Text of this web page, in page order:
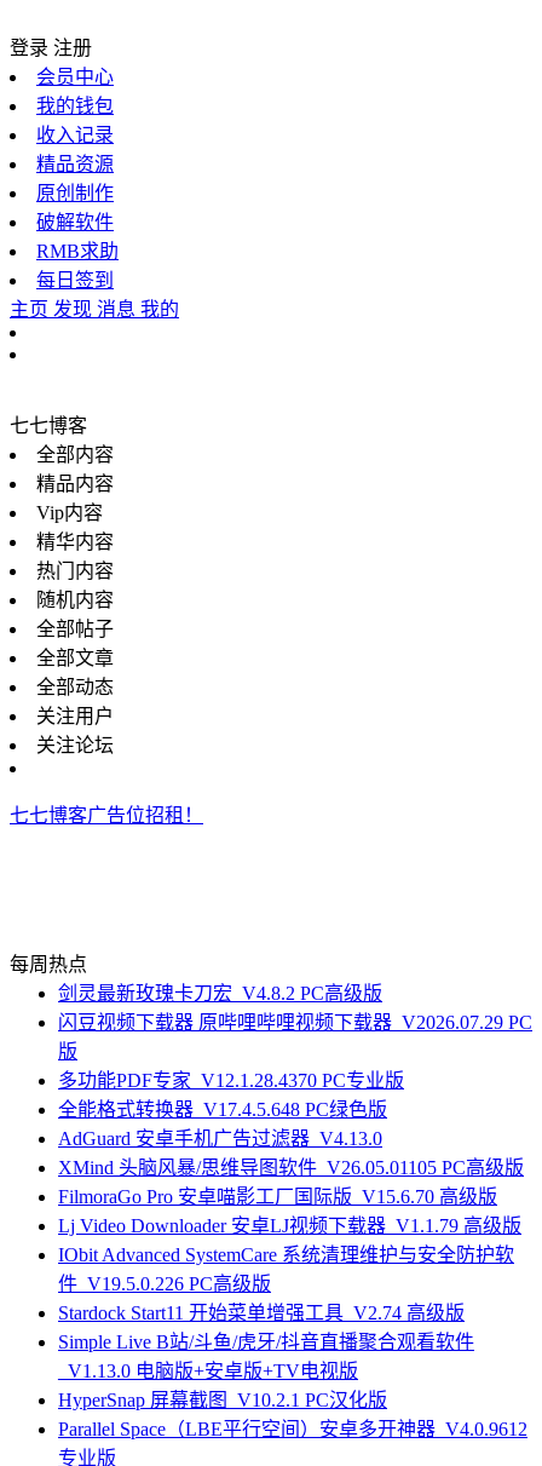
登录 注册
会员中心
我的钱包
收入记录
精品资源
原创制作
破解软件
RMB求助
每日签到
主页 发现 消息 我的
七七博客
全部内容
精品内容
Vip内容
精华内容
热门内容
随机内容
全部帖子
全部文章
全部动态
关注用户
关注论坛
七七博客广告位招租！
每周热点
剑灵最新玫瑰卡刀宏_V4.8.2 PC高级版
闪豆视频下载器 原哔哩哔哩视频下载器_V2026.07.29 PC
版
多功能PDF专家_V12.1.28.4370 PC专业版
全能格式转换器_V17.4.5.648 PC绿色版
AdGuard 安卓手机广告过滤器_V4.13.0
XMind 头脑风暴/思维导图软件_V26.05.01105 PC高级版
FilmoraGo Pro 安卓喵影工厂国际版_V15.6.70 高级版
Lj Video Downloader 安卓LJ视频下载器_V1.1.79 高级版
IObit Advanced SystemCare 系统清理维护与安全防护软
件_V19.5.0.226 PC高级版
Stardock Start11 开始菜单增强工具_V2.74 高级版
Simple Live B站/斗鱼/虎牙/抖音直播聚合观看软件
_V1.13.0 电脑版+安卓版+TV电视版
HyperSnap 屏幕截图_V10.2.1 PC汉化版
Parallel Space（LBE平行空间）安卓多开神器_V4.0.9612
专业版